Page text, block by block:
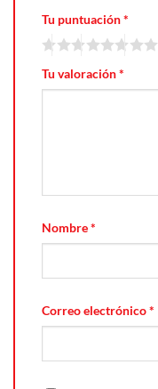
Tu puntuación*
Tu valoración*
Nombre*
Correo electrónico*